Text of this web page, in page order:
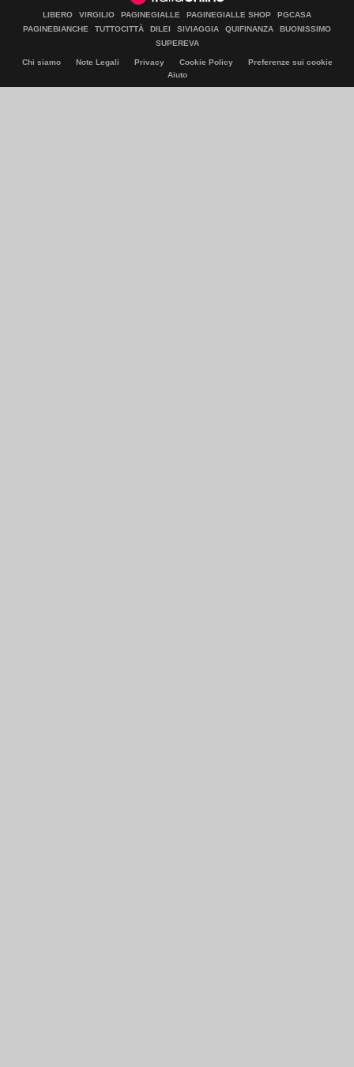
LIBERO VIRGILIO PAGINEGIALLE PAGINEGIALLE SHOP
PGCASA
PAGINEBIANCHE
TUTTOCITTÀ DILEI SIVIAGGIA QUIFINANZA
BUONISSIMO
SUPEREVA
Chi siamo Note Legali Privacy Cookie Policy
Preferenze sui cookie
Aiuto